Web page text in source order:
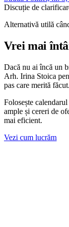
Discuție de
Alternativă utilă
Vrei mai
Dacă nu ai încă un
Arh. Irina Stoica
pas care merită făcut.
Folosește
ample și cereri de
mai eficient.
Vezi cum lucrăm